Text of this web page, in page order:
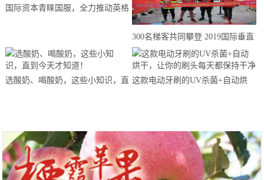
国际资本青睐国服，全力推动英格
300名梯客共同攀登 2019国际垂直
马拉松超级精英赛顺德海骏达中心
站欢乐开跑
选酸奶、喝酸奶，这些小知识，直 这款电动牙刷的UV杀菌+自动烘